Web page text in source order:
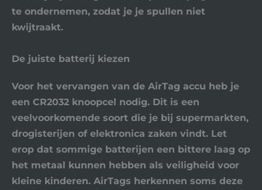
te ondernemen, zodat je je spullen niet
kwijtraakt.
De juiste batterij kiezen
Voor het vervangen van de AirTag accu heb je
een CR2032 knoopcel nodig. Dit is een
veelvoorkomende soort die je bij supermarkten,
drogisterijen of elektronica zaken vindt. Let
erop dat sommige batterijen een bittere laag op
het metaal kunnen hebben als veiligheid voor
kleine kinderen. AirTags herkennen soms deze